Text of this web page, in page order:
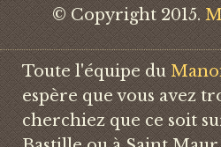
© Copyright 2015.
Toute l'équipe du
espère que vous avez
cherchiez que ce soit